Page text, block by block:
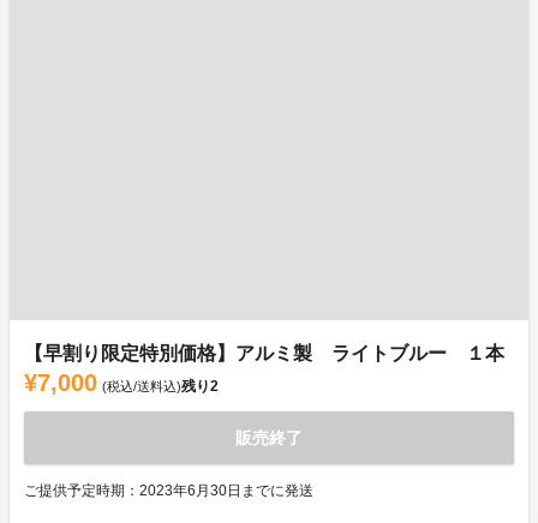
【早割り限定特別価格】アルミ製 ライトブルー １本
¥7,000 (税込/送料込)残り2
販売終了
ご提供予定時期：2023年6月30日までに発送